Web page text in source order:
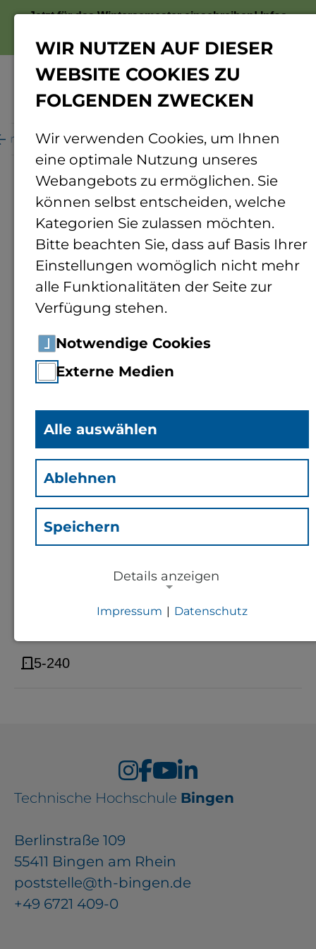
Jetzt für das Wintersemester einschreiben!Infos
Personenverzeichnis Personendetails
B.A.Julia Haase (Hju)
Mitarbeiterin Personal
Kontakt
j.haase@th-bingen.de
5-240
Technische Hochschule Bingen
Berlinstraße 109
55411 Bingen am Rhein
poststelle@th-bingen.de
+49 6721 409-0
WIR NUTZEN AUF DIESER
WEBSITE COOKIES ZU
FOLGENDEN ZWECKEN
Wir verwenden Cookies, um Ihnen
eine optimale Nutzung unseres
Webangebots zu ermöglichen. Sie
können selbst entscheiden, welche
Kategorien Sie zulassen möchten.
Bitte beachten Sie, dass auf Basis Ihrer
Einstellungen womöglich nicht mehr
alle Funktionalitäten der Seite zur
Verfügung stehen.
Notwendige Cookies
Externe Medien
Alle auswählen
Ablehnen
Speichern
Details anzeigen
Notwendige Cookies zur Session-
EXTERNE MEDIEN
Benutzerdaten durch
Drittanbieter, bspw. über das
Einbinden externer Videos,
Standortdaten oder
Impressum | Datenschutz